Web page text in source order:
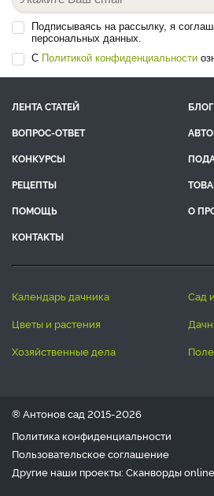
Подписываясь на рассылку, я
персональных данных.
С Политикой конфиденциальности
ЛЕНТА СТАТЕЙ
БЛОГ
ВОПРОС-ОТВЕТ
КОНКУРСЫ
РЕЦЕПТЫ
ПОМОЩЬ
О
КОНТАКТЫ
календарь дачника
сад
цветы и растения
хозяйственные дела
® Антонов сад 2015-2026
Политика конфиденциальности
Пользовательское соглашение
Другие наши проекты: Сканвордыonline